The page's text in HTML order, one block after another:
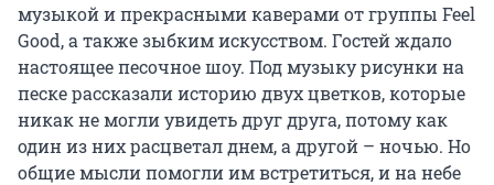
музыкой и прекрасными каверами от группы Feel
Good, а также зыбким искусством. Гостей ждало
настоящее песочное шоу. Под музыку рисунки на
песке рассказали историю двух цветков, которые
никак не могли увидеть друг друга, потому как
один из них расцветал днем, а другой – ночью. Но
общие мысли помогли им встретиться, и на небе